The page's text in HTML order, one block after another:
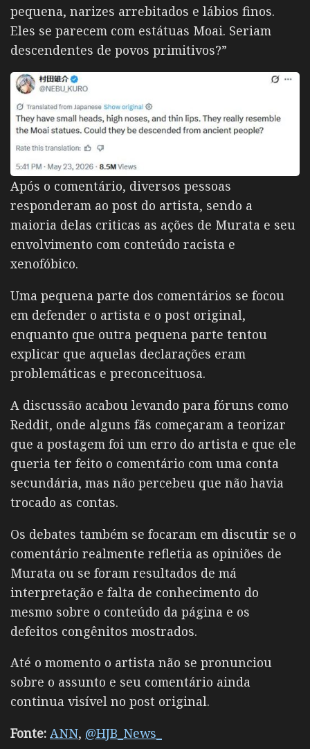
pequena, narizes arrebitados e lábios finos.
Eles se parecem com estátuas Moai. Seriam
descendentes de povos primitivos?”
Após o comentário, diversos pessoas
responderam ao post do artista, sendo a
maioria delas criticas as ações de Murata e seu
envolvimento com conteúdo racista e
xenofóbico.
Uma pequena parte dos comentários se focou
em defender o artista e o post original,
enquanto que outra pequena parte tentou
explicar que aquelas declarações eram
problemáticas e preconceituosa.
A discussão acabou levando para fóruns como
Reddit, onde alguns fãs começaram a teorizar
que a postagem foi um erro do artista e que ele
queria ter feito o comentário com uma conta
secundária, mas não percebeu que não havia
trocado as contas.
Os debates também se focaram em discutir se o
comentário realmente refletia as opiniões de
Murata ou se foram resultados de má
interpretação e falta de conhecimento do
mesmo sobre o conteúdo da página e os
defeitos congênitos mostrados.
Até o momento o artista não se pronunciou
sobre o assunto e seu comentário ainda
continua visível no post original.
Fonte: ANN, @HJB_News_